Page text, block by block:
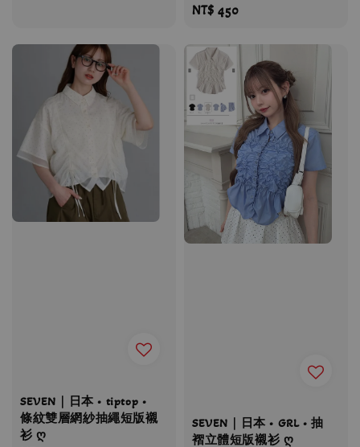
Regular
NT$ 450
SEVEN｜日本 • tiptop •
條紋雙層網紗抽繩短版襯
衫 ღ
SEVEN｜日本 • GRL • 抽
褶立體短版襯衫 ღ